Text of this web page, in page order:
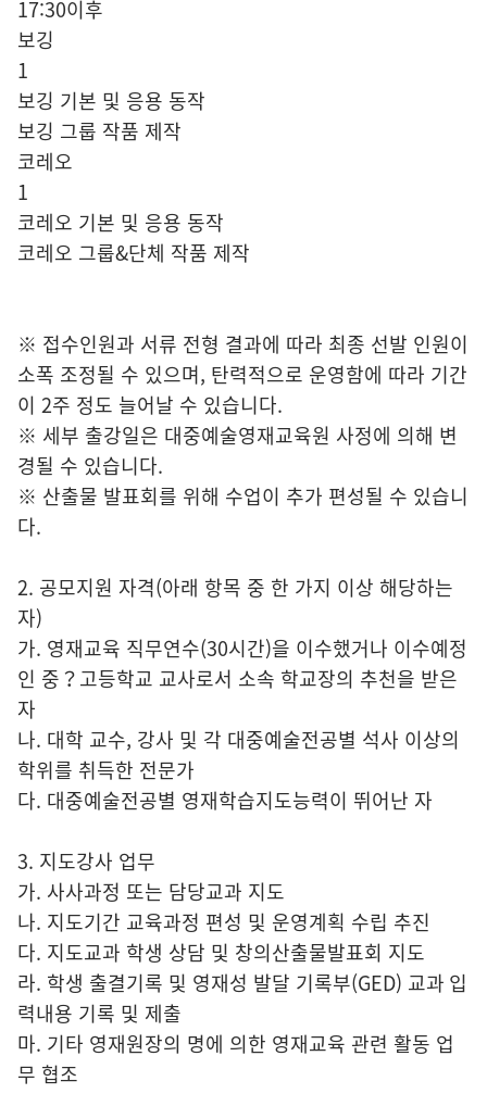
17:30이후
보깅
1
보깅 기본 및 응용 동작
보깅 그룹 작품 제작
코레오
1
코레오 기본 및 응용 동작
코레오 그룹&단체 작품 제작
※ 접수인원과 서류 전형 결과에 따라 최종 선발 인원이
소폭 조정될 수 있으며, 탄력적으로 운영함에 따라 기간
이 2주 정도 늘어날 수 있습니다.
※ 세부 출강일은 대중예술영재교육원 사정에 의해 변
경될 수 있습니다.
※ 산출물 발표회를 위해 수업이 추가 편성될 수 있습니
다.
2. 공모지원 자격(아래 항목 중 한 가지 이상 해당하는
자)
가. 영재교육 직무연수(30시간)을 이수했거나 이수예정
인 중？고등학교 교사로서 소속 학교장의 추천을 받은
자
나. 대학 교수, 강사 및 각 대중예술전공별 석사 이상의
학위를 취득한 전문가
다. 대중예술전공별 영재학습지도능력이 뛰어난 자
3. 지도강사 업무
가. 사사과정 또는 담당교과 지도
나. 지도기간 교육과정 편성 및 운영계획 수립 추진
다. 지도교과 학생 상담 및 창의산출물발표회 지도
라. 학생 출결기록 및 영재성 발달 기록부(GED) 교과 입
력내용 기록 및 제출
마. 기타 영재원장의 명에 의한 영재교육 관련 활동 업
무 협조